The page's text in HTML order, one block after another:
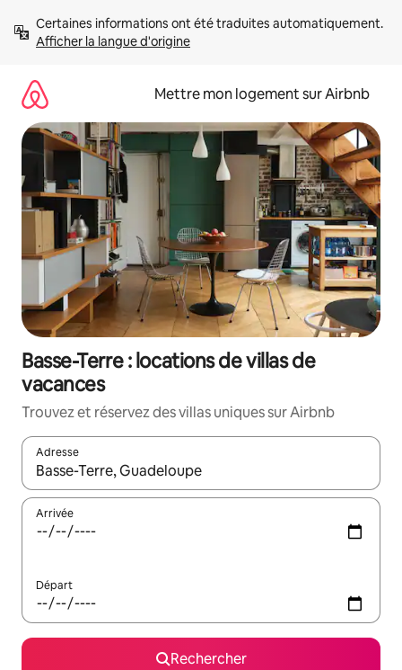
directement
Afficher la langue d'origine
Mettre mon logement sur Airbnb
Basse-Terre : locations de villas de
vacances
Trouvez et réservez des villas uniques sur Airbnb
Adresse
Lorsque les résultats s'affichent, utilisez les flèches vers le
Arrivée
Départ
Rechercher